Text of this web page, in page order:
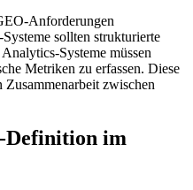
Anforderungen
sollten strukturierte
Systeme müssen
Metriken zu erfassen. Diese
Zusammenarbeit zwischen
Definition im